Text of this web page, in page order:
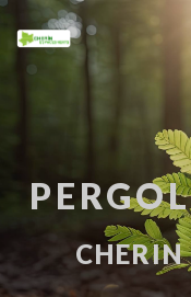
CHERIN
Panneau de gestion